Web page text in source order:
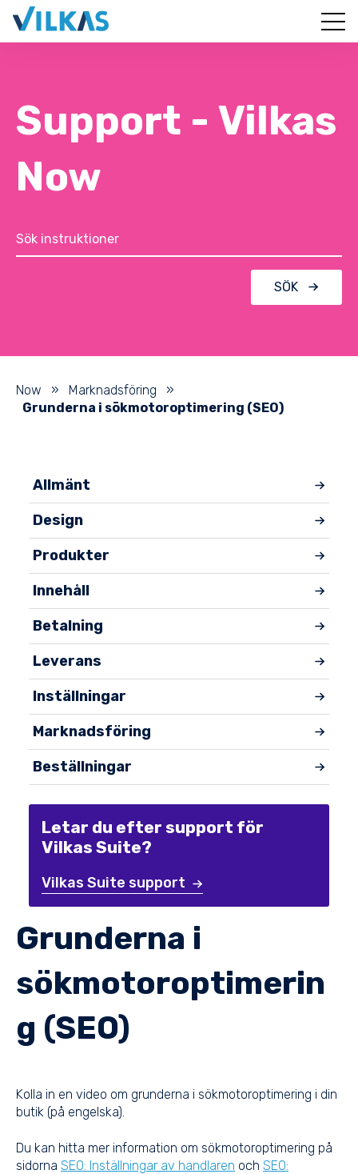
Support - Vilkas
Now
SÖK
Now » Marknadsföring
»
Grunderna i sökmotoroptimering (SEO)
Allmänt
Design
Produkter
Innehåll
Betalning
Leverans
Inställningar
Marknadsföring
Beställningar
Letar du efter support för
Vilkas Suite?
Vilkas Suite support
Grunderna i
sökmotoroptimerin
g (SEO)
Kolla in en video om grunderna i sökmotoroptimering i din
butik (på engelska).
Du kan hitta mer information om sökmotoroptimering på
sidorna SEO: Inställningar av handlaren och SEO: